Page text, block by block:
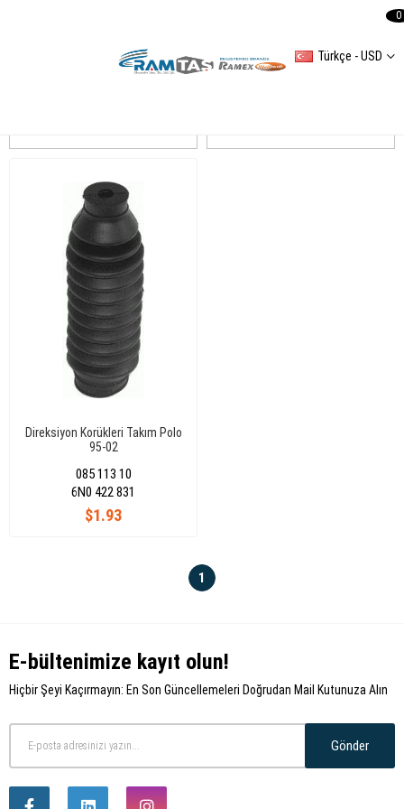
Türkçe - USD
0
Direksiyon Korükleri Takım Polo
95-02
085 113 10
$1.93
6N0 422 831
1
E-bültenimize kayıt olun!
Hiçbir Şeyi Kaçırmayın: En Son Güncellemeleri Doğrudan Mail Kutunuza Alın
Gönder